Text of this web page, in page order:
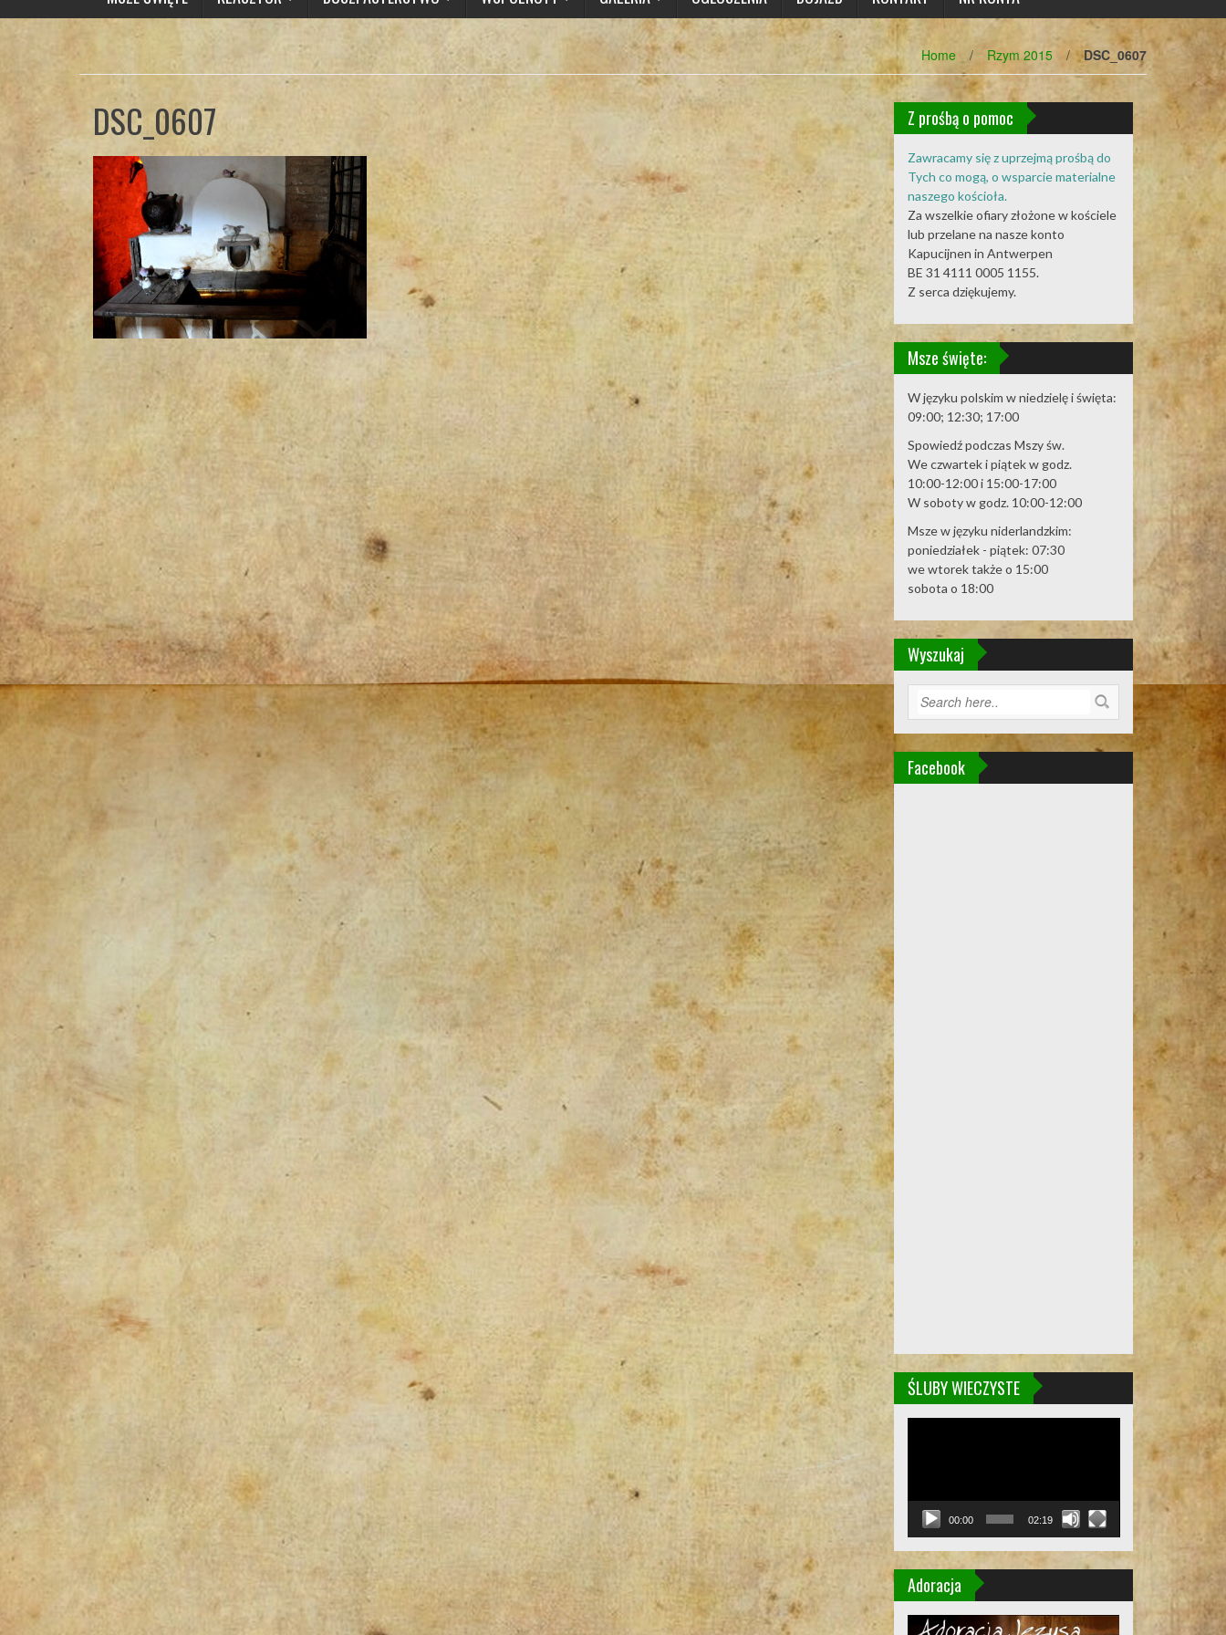
Home / Rzym 2015 / DSC_0607
DSC_0607 Z prośbą o pomoc
Zawracamy się z uprzejmą prośbą do
Tych co mogą, o wsparcie materialne
naszego kościoła.
Za wszelkie ofiary złożone w kościele
lub przelane na nasze konto
Kapucijnen in Antwerpen
BE 31 4111 0005 1155.
Z serca dziękujemy.
Msze święte:
W języku polskim w niedzielę i święta:
09:00; 12:30; 17:00
Spowiedź podczas Mszy św.
We czwartek i piątek w godz.
10:00-12:00 i 15:00-17:00
W soboty w godz. 10:00-12:00
Msze w języku niderlandzkim:
poniedziałek - piątek: 07:30
we wtorek także o 15:00
sobota o 18:00
Wyszukaj
Facebook
ŚLUBY WIECZYSTE
00:00 02:19
Adoracja